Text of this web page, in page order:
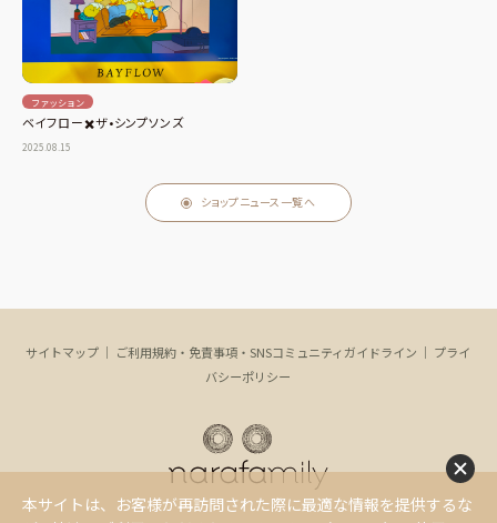
ファッション
ベイフロー✖️ザ•シンプソンズ
2025.08.15
ショップニュース一覧へ
サイトマップ ｜ ご利用規約・免責事項・SNSコミュニティガイドライン ｜ プライ
バシーポリシー
本サイトは、お客様が再訪問された際に最適な情報を提供するな